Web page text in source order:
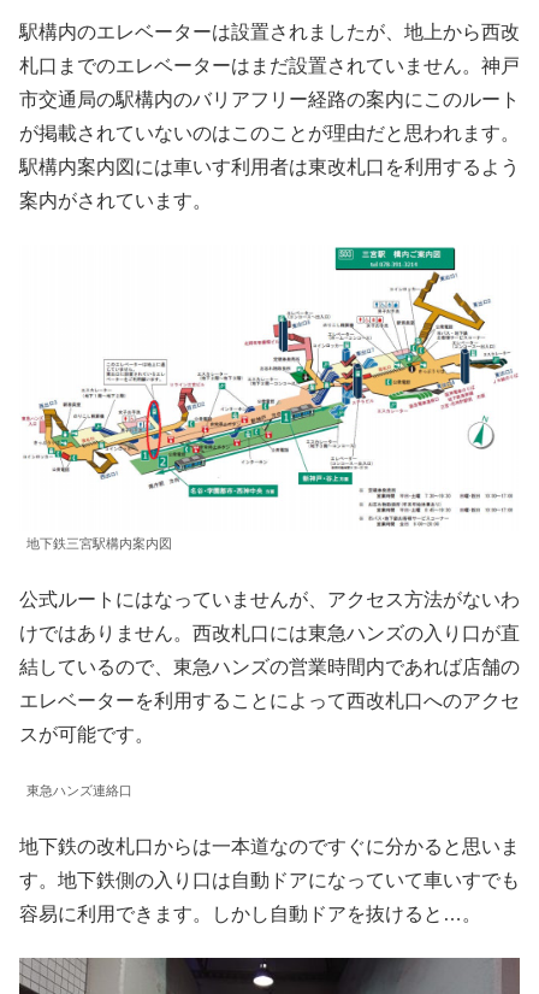
駅構内のエレベーターは設置されましたが、地上から西改
札口までのエレベーターはまだ設置されていません。神戸
市交通局の駅構内のバリアフリー経路の案内にこのルート
が掲載されていないのはこのことが理由だと思われます。
駅構内案内図には車いす利用者は東改札口を利用するよう
案内がされています。
地下鉄三宮駅構内案内図
公式ルートにはなっていませんが、アクセス方法がないわ
けではありません。西改札口には東急ハンズの入り口が直
結しているので、東急ハンズの営業時間内であれば店舗の
エレベーターを利用することによって西改札口へのアクセ
スが可能です。
東急ハンズ連絡口
地下鉄の改札口からは一本道なのですぐに分かると思いま
す。地下鉄側の入り口は自動ドアになっていて車いすでも
容易に利用できます。しかし自動ドアを抜けると…。